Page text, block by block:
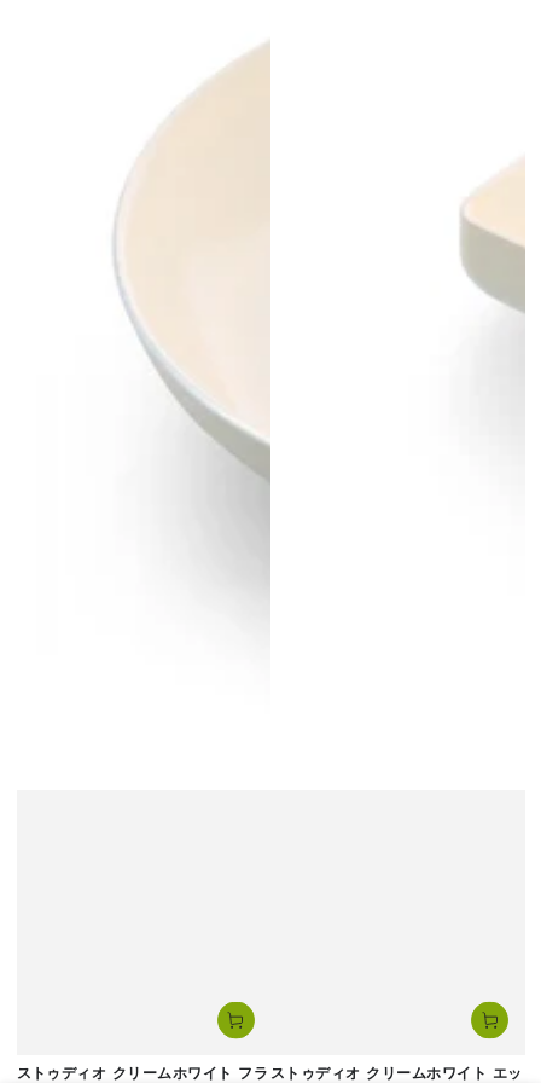
ストゥディオ クリームホワイト フラ ストゥディオ クリームホワイト エッ